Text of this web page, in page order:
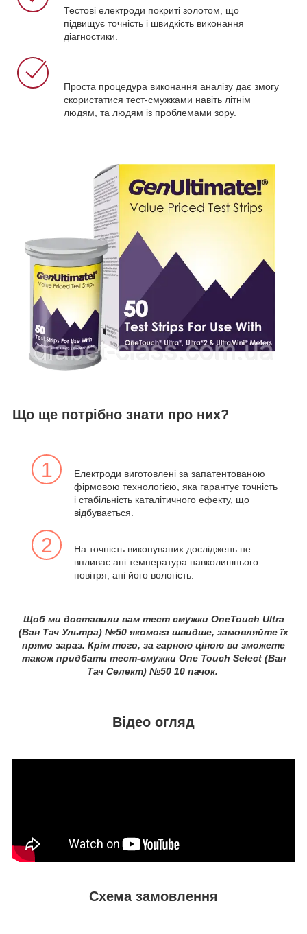
Тестові електроди покриті золотом, що
підвищує точність і швидкість виконання
діагностики.
Проста процедура виконання аналізу дає змогу
скористатися тест-смужками навіть літнім
людям, та людям із проблемами зору.
Що ще потрібно знати про них?
1
Електроди виготовлені за запатентованою
фірмовою технологією, яка гарантує точність
і стабільність каталітичного ефекту, що
відбувається.
2
На точність виконуваних досліджень не
впливає ані температура навколишнього
повітря, ані його вологість.
Щоб ми доставили вам тест смужки OneTouch Ultra
(Ван Тач Ультра) №50 якомога швидше, замовляйте їх
прямо зараз. Крім того, за гарною ціною ви зможете
також придбати тест-смужки One Touch Select (Ван
Тач Селект) №50 10 пачок.
Відео огляд
Схема замовлення